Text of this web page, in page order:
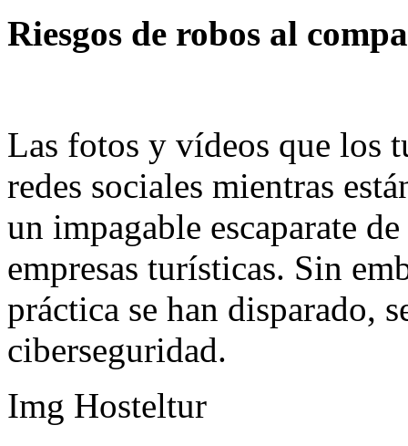
Riesgos de robos al
Las fotos y vídeos que los
redes sociales mientras
un impagable escaparate
empresas turísticas. Sin
práctica se han disparado,
ciberseguridad.
Img Hosteltur